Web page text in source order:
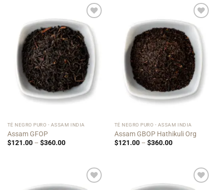
$330.00
$350.00
Add to
Wishlist
TÉ NEGRO PURO - ASSAM INDIA
Assam GFOP
$121.00 – $360.00Price
$360.00
Add to
Wishlist
TÉ NEGRO PURO - ASSAM INDIA
Assam GBOP Hathikuli Org
$121.00 – $360.00Price
$360.00